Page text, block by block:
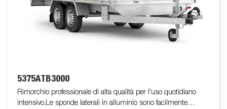
5375ATB3000
Rimorchio professionale di alta qualità per l'uso quotidiano
intensivo.Le sponde laterali in alluminio sono facilmente